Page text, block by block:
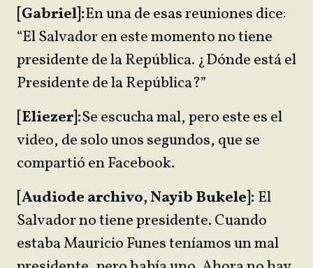
[Gabriel]:En una de esas reuniones dice:
“El Salvador en este momento no tiene
presidente de la República. ¿Dónde está el
Presidente de la República?”
[Eliezer]:Se escucha mal, pero este es el
video, de solo unos segundos, que se
compartió en Facebook.
[Audiode archivo, Nayib Bukele]:El
Salvador no tiene presidente. Cuando
estaba Mauricio Funes teníamos un mal